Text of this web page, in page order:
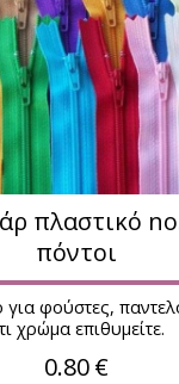
φτερά
LUX ΠΕΤΑΛΟΥΔΑ art.
κεντήματος
πλαστικό
πόντοι
για φούστες,
χρώμα επιθυμείτε.
0.80 €